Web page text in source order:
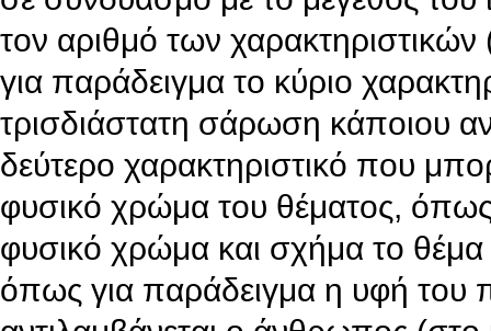
τον αριθμό των
για παράδειγμα το κύριο
τρισδιάστατη σάρωση κάποιου
δεύτερο χαρακτηριστικό που
φυσικό χρώμα του θέματος, όπως
φυσικό χρώμα και σχήμα το
όπως για παράδειγμα η υφή